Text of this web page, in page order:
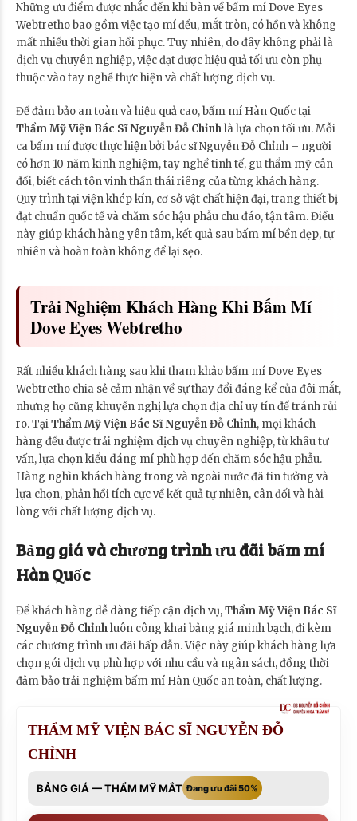
Những ưu điểm được nhắc đến khi bàn về bấm mí Dove Eyes
Webtretho bao gồm việc tạo mí đều, mắt tròn, có hồn và không
mất nhiều thời gian hồi phục. Tuy nhiên, do đây không phải là
dịch vụ chuyên nghiệp, việc đạt được hiệu quả tối ưu còn phụ
thuộc vào tay nghề thực hiện và chất lượng dịch vụ.
Để đảm bảo an toàn và hiệu quả cao, bấm mí Hàn Quốc tại
Thẩm Mỹ Viện Bác Sĩ Nguyễn Đỗ Chỉnhlà lựa chọn tối ưu. Mỗi
ca bấm mí được thực hiện bởi bác sĩ Nguyễn Đỗ Chỉnh – người
có hơn 10 năm kinh nghiệm, tay nghề tinh tế, gu thẩm mỹ cân
đối, biết cách tôn vinh thần thái riêng của từng khách hàng.
Quy trình tại viện khép kín, cơ sở vật chất hiện đại, trang thiết bị
đạt chuẩn quốc tế và chăm sóc hậu phẫu chu đáo, tận tâm. Điều
này giúp khách hàng yên tâm, kết quả sau bấm mí bền đẹp, tự
nhiên và hoàn toàn không để lại sẹo.
Trải Nghiệm Khách Hàng Khi Bấm Mí
Dove Eyes Webtretho
Rất nhiều khách hàng sau khi tham khảo bấm mí Dove Eyes
Webtretho chia sẻ cảm nhận về sự thay đổi đáng kể của đôi mắt,
nhưng họ cũng khuyến nghị lựa chọn địa chỉ uy tín để tránh rủi
ro. TạiThẩm Mỹ Viện Bác Sĩ Nguyễn Đỗ Chỉnh, mọi khách
hàng đều được trải nghiệm dịch vụ chuyên nghiệp, từ khâu tư
vấn, lựa chọn kiểu dáng mí phù hợp đến chăm sóc hậu phẫu.
Hàng nghìn khách hàng trong và ngoài nước đã tin tưởng và
lựa chọn, phản hồi tích cực về kết quả tự nhiên, cân đối và hài
lòng với chất lượng dịch vụ.
Bảng giá và chương trình ưu đãi bấm mí
Hàn Quốc
Để khách hàng dễ dàng tiếp cận dịch vụ,Thẩm Mỹ Viện Bác Sĩ
Nguyễn Đỗ Chỉnhluôn công khai bảng giá minh bạch, đi kèm
các chương trình ưu đãi hấp dẫn. Việc này giúp khách hàng lựa
chọn gói dịch vụ phù hợp với nhu cầu và ngân sách, đồng thời
đảm bảo trải nghiệm bấm mí Hàn Quốc an toàn, chất lượng.
THẨM MỸ VIỆN BÁC SĨ NGUYỄN ĐỖ
CHỈNH
BẢNG GIÁ — THẨM MỸ MẮT Đang ưu đãi 50%